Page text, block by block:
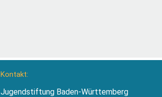
Kontakt:
Jugendstiftung Baden-Württemberg